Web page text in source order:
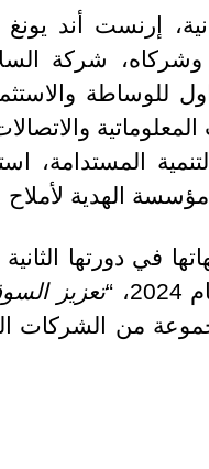
إرنست أند يونغ
شركة
للوساطة
المستدامة،
الهدية لأملاح
في دورتها
“
تعزيز
من الشركات